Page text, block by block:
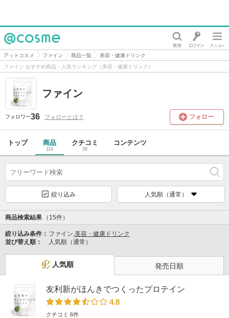
@cosme
アットコスメ ファイン 商品一覧
美容・健康ドリンク
ファイン おすすめ商品・人気ランキング（美容・健康ドリンク）
ファイン
フォロワー36 フォローとは？ フォロー
トップ 商品
118
クチコミ
38
コンテンツ
絞り込み 人気順（通常）
商品検索結果 （15件）
絞り込み条件： ファイン,美容・健康ドリンク
並び替え順：
人気順（通常）
人気順 発売日順
友利新がほんきでつくったプロテイン
4.8
クチコミ 6件